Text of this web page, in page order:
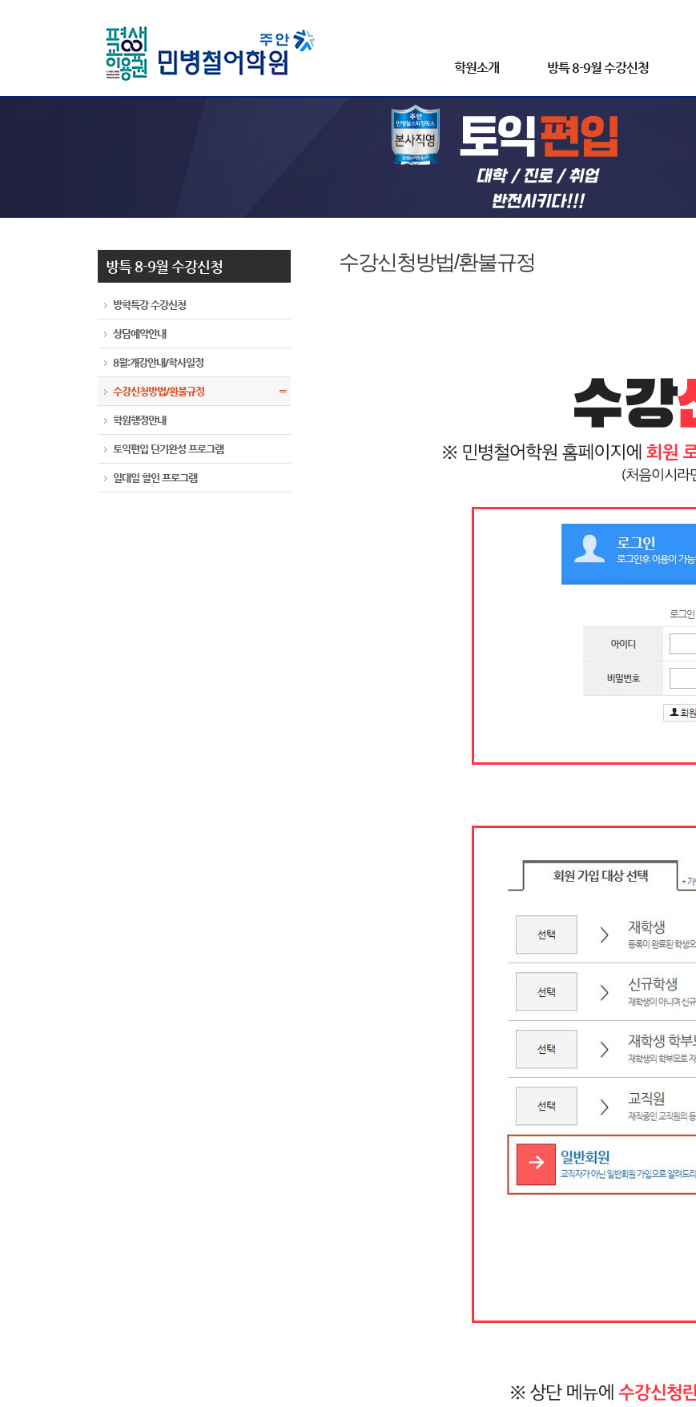
학원소개 방특 8-9월 수강신청
방특 8-9월 수강신청
방학특강 수강신청
상담예약안내
8월:개강안내/학사일정
수강신청방법/환불규정 〓
학원행정안내
토익편입 단기완성 프로그램
일대일 할인 프로그램
수강신청방법/환불규정